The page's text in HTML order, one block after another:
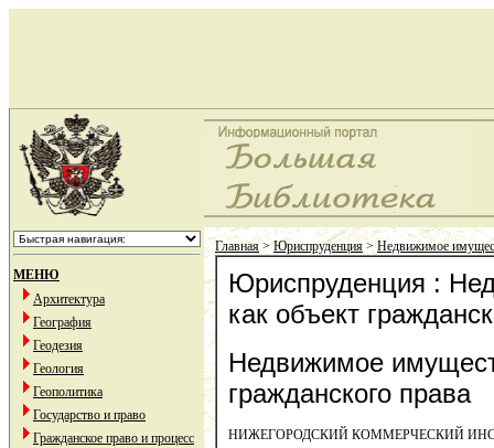
МЕНЮ
Архитектура
География
Геодезия
Геология
Геополитика
Государство и право
Гражданское право и процесс
Главная>Юриспруденция>Недвижимое
Юриспруденция :
как объект
Недвижимое
гражданского права
НИЖЕГОРОДСКИЙ КОММЕРЧЕСКИЙ